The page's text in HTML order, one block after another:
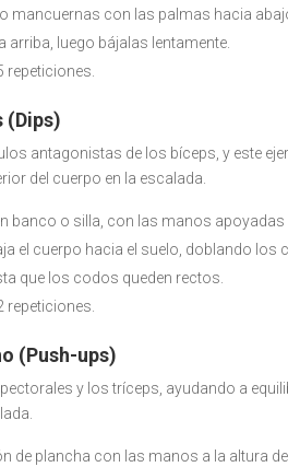
mancuernas con las palmas hacia
arriba, luego bájalas lentamente.
repeticiones.
(Dips)
antagonistas de los bíceps, y este
del cuerpo en la escalada.
banco o silla, con las manos
el cuerpo hacia el suelo, doblando los
que los codos queden rectos.
repeticiones.
(Push-ups)
y los tríceps, ayudando a
de plancha con las manos a la altura